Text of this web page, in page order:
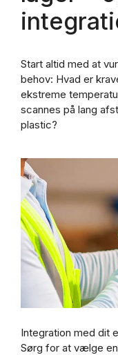
Start altid med at
behov: Hvad er
ekstreme
scannes på lang
plastic?
Integration med dit
Sørg for at vælge